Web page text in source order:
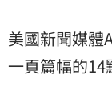
美國新聞媒體
一頁篇幅的14